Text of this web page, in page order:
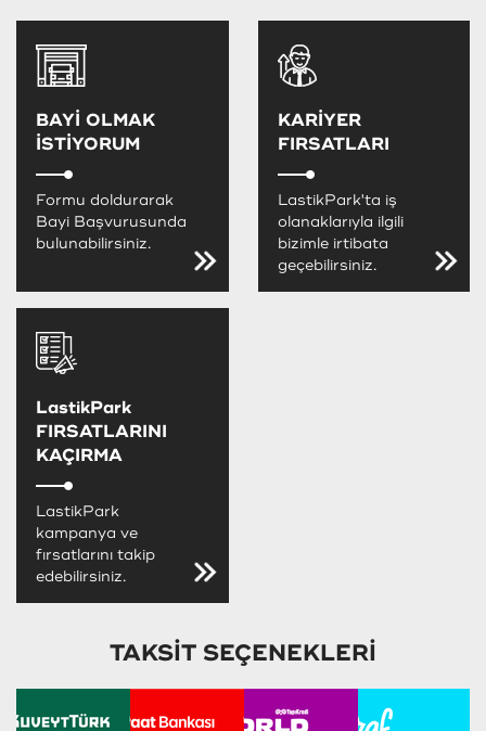
BAYİ OLMAK
İSTİYORUM
Formu doldurarak
Bayi Başvurusunda
bulunabilirsiniz.
KARİYER
FIRSATLARI
LastikPark'ta iş
olanaklarıyla ilgili
bizimle irtibata
geçebilirsiniz.
LastikPark
FIRSATLARINI
KAÇIRMA
LastikPark
kampanya ve
fırsatlarını takip
edebilirsiniz.
TAKSİT SEÇENEKLERİ